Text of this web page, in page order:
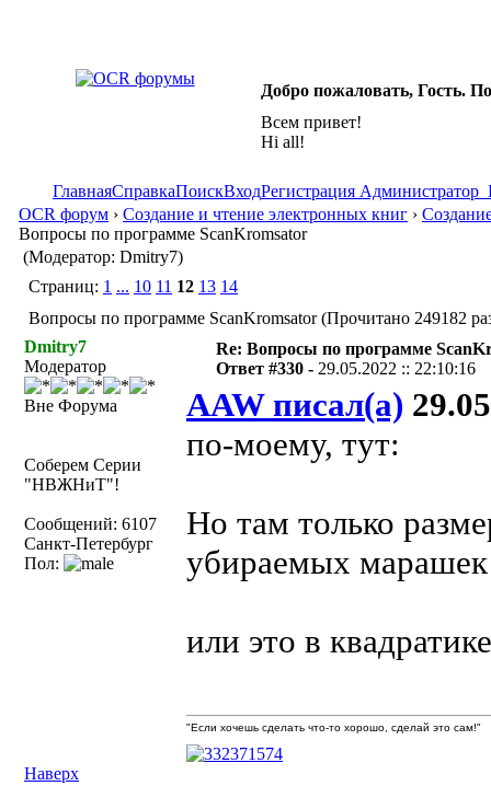
Добро пожаловать, Гость.
Всем привет!
Hi all!
ГлавнаяСправкаПоискВходРегистрация Администратор
OCR форум › Создание и чтение электронных книг ›
Вопросы по программе ScanKromsator
(Модератор: Dmitry7)
Страниц: 1 ... 10 11 12 13 14
Вопросы по программе ScanKromsator (Прочитано 249182
Dmitry7
Модератор
Вне Форума
Соберем Серии
"НВЖНиТ"!
Сообщений: 6107
Санкт-Петербург
Пол:
Re: Вопросы по программе
Ответ #330 - 29.05.2022 :: 22:10:16
AAW писал(а)
по-моему, тут:
Но там только
убираемых марашек
или это в
Наверх
"Если хочешь сделать что-то хорошо, сделай это сам!"